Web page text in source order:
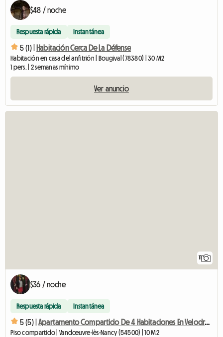
$48 / noche
Respuesta rápida Instantánea
5 (1) | Habitación Cerca De La Défense
Habitación en casa del anfitrión | Bougival (78380) | 30 M2
1 pers. | 2 semanas mínimo
Ver anuncio
11
$36 / noche
Respuesta rápida Instantánea
5 (5) | Apartamento Compartido De 4 Habitaciones En Velodrome Vandoeuvre-lès-Nancy
Piso compartido | Vandœuvre-lès-Nancy (54500) | 10 M2